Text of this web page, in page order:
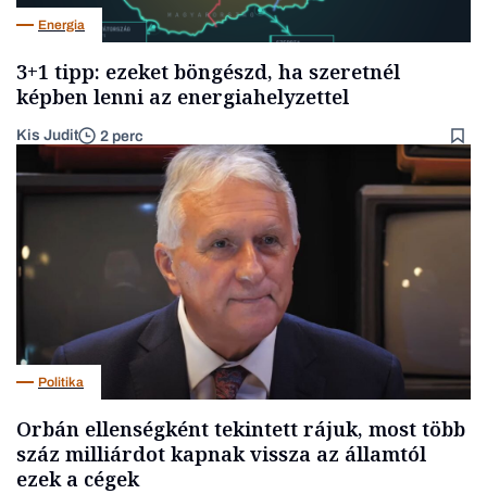
Energia
3+1 tipp: ezeket böngészd, ha szeretnél
képben lenni az energiahelyzettel
Kis Judit 2 perc
Politika
Orbán ellenségként tekintett rájuk, most több
száz milliárdot kapnak vissza az államtól
ezek a cégek